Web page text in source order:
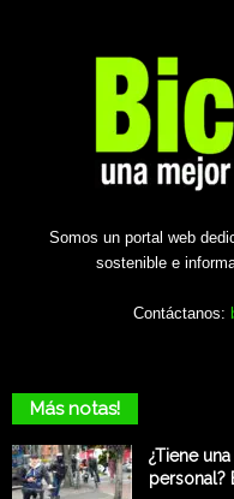
Somos un portal web
sostenible e
Contáctanos:
Más notas!
¿Tiene
personal?